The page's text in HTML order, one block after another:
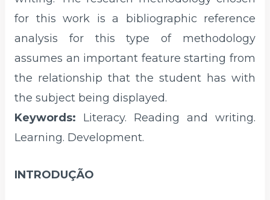
for this work is a bibliographic reference
analysis for this type of methodology
assumes an important feature starting from
the relationship that the student has with
the subject being displayed.
Keywords: Literacy. Reading and writing.
Learning. Development.
INTRODUÇÃO